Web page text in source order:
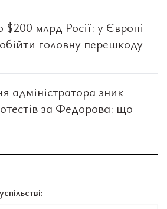
млрд Росії: у Європі
головну перешкоду
адміністратора зник
за Федорова: що